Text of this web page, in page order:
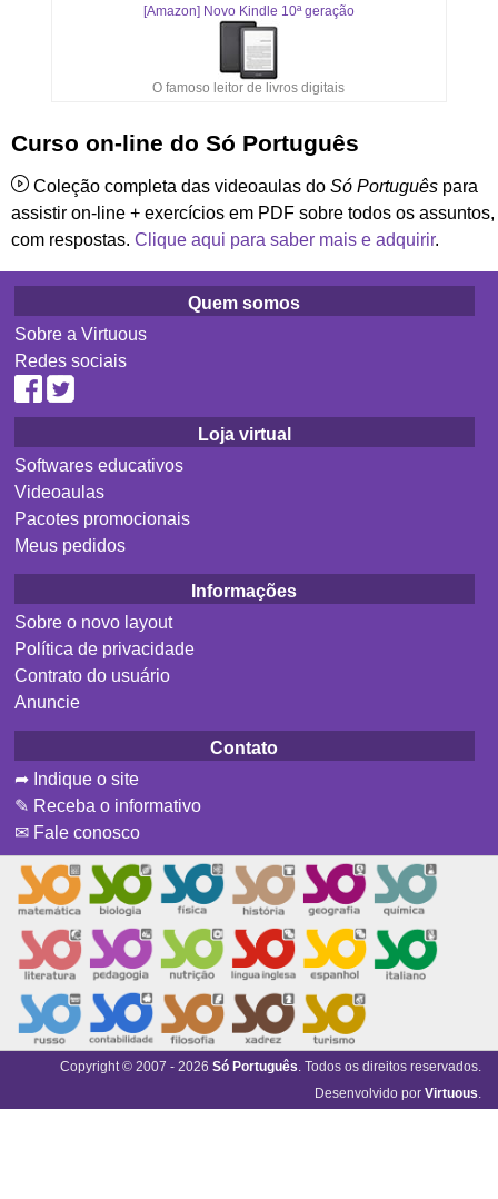
[Amazon] Novo Kindle 10ª geração
O famoso leitor de livros digitais
Curso on-line do Só Português
Coleção completa das videoaulas do Só Português para
assistir on-line + exercícios em PDF sobre todos os assuntos,
com respostas. Clique aqui para saber mais e adquirir.
Quem somos
Sobre a Virtuous
Redes sociais
Loja virtual
Softwares educativos
Videoaulas
Pacotes promocionais
Meus pedidos
Informações
Sobre o novo layout
Política de privacidade
Contrato do usuário
Anuncie
Contato
➦ Indique o site
✎ Receba o informativo
✉ Fale conosco
Copyright © 2007 - 2026 Só Português. Todos os direitos reservados.
Desenvolvido por Virtuous.